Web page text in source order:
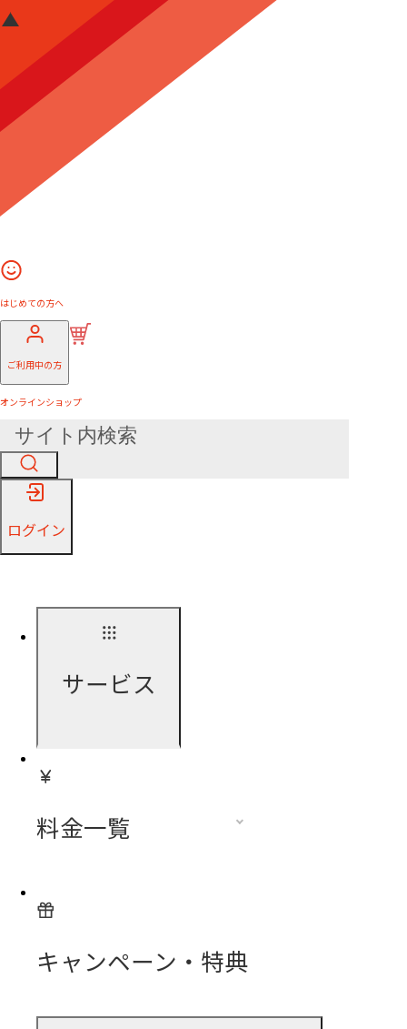
はじめての方へ
ご利用中の方
オンラインショップ
ログイン
サービス
料金一覧
キャンペーン・特典